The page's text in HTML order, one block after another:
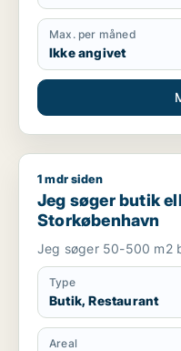
Max. per måned
Ikke angivet
Jeg søger butik eller
1 mdr siden
Jeg søger butik
Storkøbenhavn
Jeg søger 50-500 m2
Type
Butik, Restaurant
Areal